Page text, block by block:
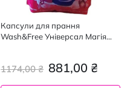
Капсули для прання
Wash&Free Універсал Магія
881,00 ₴
1174,00 ₴